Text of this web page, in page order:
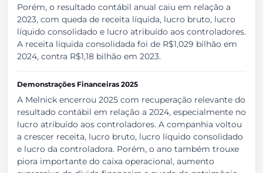
Porém, o resultado contábil anual caiu em relação a
2023, com queda de receita líquida, lucro bruto, lucro
líquido consolidado e lucro atribuído aos controladores.
A receita líquida consolidada foi de R$1,029 bilhão em
2024, contra R$1,18 bilhão em 2023.
Demonstrações Financeiras 2025
A Melnick encerrou 2025 com recuperação relevante do
resultado contábil em relação a 2024, especialmente no
lucro atribuído aos controladores. A companhia voltou
a crescer receita, lucro bruto, lucro líquido consolidado
e lucro da controladora. Porém, o ano também trouxe
piora importante do caixa operacional, aumento